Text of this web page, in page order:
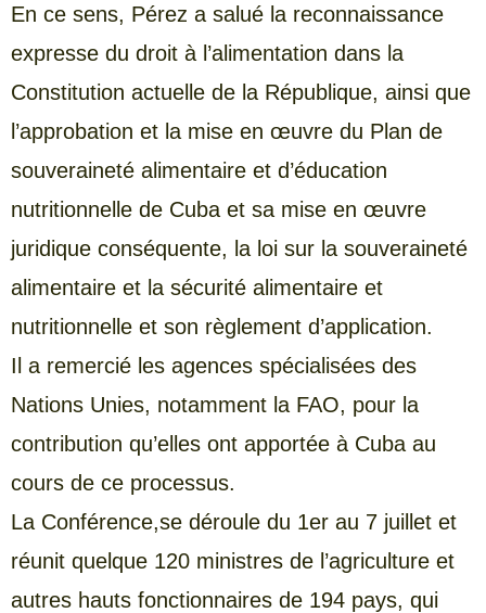
En ce sens, Pérez a salué la reconnaissance
expresse du droit à l’alimentation dans la
Constitution actuelle de la République, ainsi que
l’approbation et la mise en œuvre du Plan de
souveraineté alimentaire et d’éducation
nutritionnelle de Cuba et sa mise en œuvre
juridique conséquente, la loi sur la souveraineté
alimentaire et la sécurité alimentaire et
nutritionnelle et son règlement d’application.
Il a remercié les agences spécialisées des
Nations Unies, notamment la FAO, pour la
contribution qu’elles ont apportée à Cuba au
cours de ce processus.
La Conférence,se déroule du 1er au 7 juillet et
réunit quelque 120 ministres de l’agriculture et
autres hauts fonctionnaires de 194 pays, qui